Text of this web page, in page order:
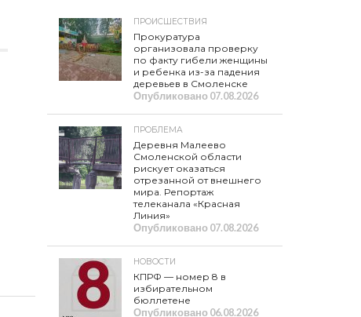
ПРОИСШЕСТВИЯ
Прокуратура
организовала проверку
по факту гибели женщины
и ребенка из-за падения
деревьев в Смоленске
Опубликовано07.08.2026
ПРОБЛЕМА
Деревня Малеево
Смоленской области
рискует оказаться
отрезанной от внешнего
мира. Репортаж
телеканала «Красная
Линия»
Опубликовано07.08.2026
НОВОСТИ
КПРФ — номер 8 в
избирательном
бюллетене
Опубликовано06.08.2026